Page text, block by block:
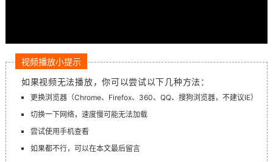
视频播放小提示
如果视频无法播放，你可以尝试以下几种方法：
更换浏览器（Chrome、Firefox、360、QQ、搜狗浏览器，不建议IE）
切换一下网络，速度慢可能无法加载
尝试使用手机查看
如果都不行，可以在本文最后留言